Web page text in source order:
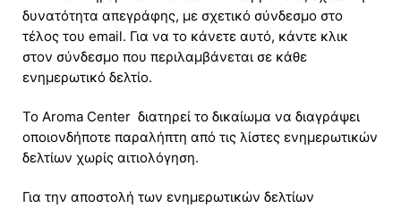
δυνατότητα απεγράφης, με σχετικό σύνδεσμο στο
τέλος του email. Για να το κάνετε αυτό, κάντε κλικ
στον σύνδεσμο που περιλαμβάνεται σε κάθε
ενημερωτικό δελτίο.
Το Aroma Center διατηρεί το δικαίωμα να διαγράψει
οποιονδήποτε παραλήπτη από τις λίστες ενημερωτικών
δελτίων χωρίς αιτιολόγηση.
Για την αποστολή των ενημερωτικών δελτίων